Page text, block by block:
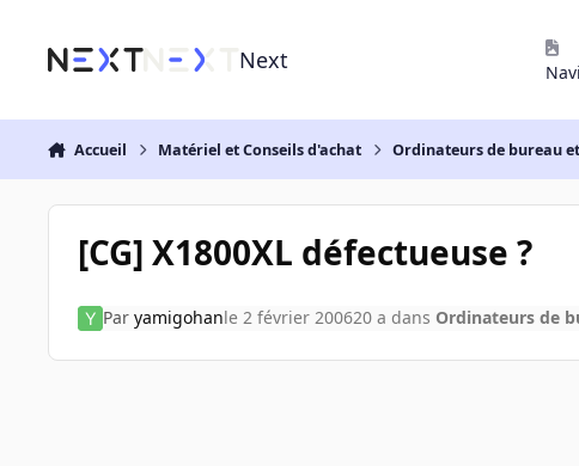
Next
Accueil Matériel et Conseils d'achat Ordinateurs de bureau
[CG] X1800XL défectueuse ?
Par yamigohanle 2 février 200620 a dans Ordinateurs de